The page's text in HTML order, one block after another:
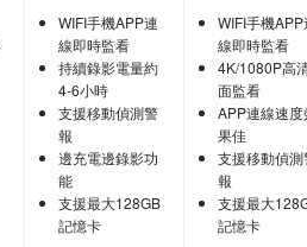
WIFI手機APP連
線即時監看
持續錄影電量約
4-6小時
支援移動偵測警
報
邊充電邊錄影功
能
支援最大128GB
記憶卡
WIFI手機APP
線即時監看
4K/1080P高
面監看
APP連線速度
果佳
支援移動偵測
報
支援最大
記憶卡